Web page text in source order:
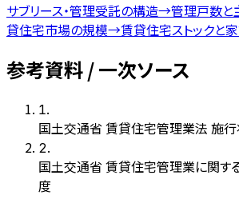
サブリース・管理受託の構造→管理戸数と
貸住宅市場の規模→賃貸住宅ストックと
参考資料 / 一次ソース
1.
国土交通省 賃貸住宅管理業法 施
2.
国土交通省 賃貸住宅管理業に関す
度